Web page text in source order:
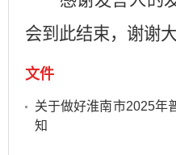
会到此结束，谢谢大
文件
关于做好淮南市2025年
知